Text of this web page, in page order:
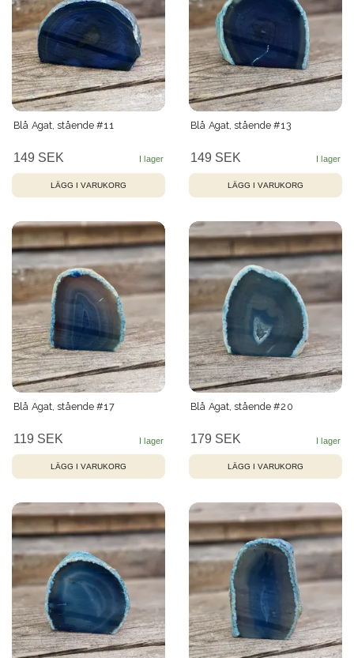
Blå Agat, stående #11
149 SEK
Blå Agat, stående #13
149 SEK
Blå Agat, stående #17
119 SEK
Blå Agat, stående #20
179 SEK